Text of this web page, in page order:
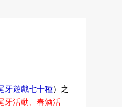
牙遊戲七十種）之
牙活動
春酒活